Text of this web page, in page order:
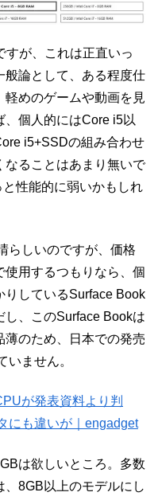
すが、これは正直いっ
般論として、ある程度仕
めのゲームや動画を見
、個人的にはCore i5以
i5+SSDの組み合わせ
なることはあまり無いで
性能的に弱いかもしれ
らしいのですが、価格
使用するつもりなら、個
りしているSurface Book
、このSurface Bookは
薄のため、日本での発売
いません。
が発表資料より判
にも違いが｜engadget
は欲しいところ。多数
8GB以上のモデルにし